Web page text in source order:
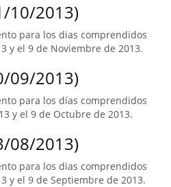
10/2013)
para los dias comprendidos
y el 9 de Noviembre de 2013.
09/2013)
para los días comprendidos
y el 9 de Octubre de 2013.
08/2013)
para los dias comprendidos
y el 9 de Septiembre de 2013.